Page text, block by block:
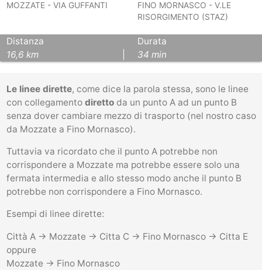
MOZZATE - VIA GUFFANTI
FINO MORNASCO - V.LE
RISORGIMENTO (STAZ)
Distanza
16,6 km
Durata
34 min
Le linee dirette, come dice la parola stessa, sono le linee
con collegamento direttoda un punto A ad un punto B
senza dover cambiare mezzo di trasporto (nel nostro caso
da Mozzate a Fino Mornasco).
Tuttavia va ricordato che il punto A potrebbe non
corrispondere a Mozzate ma potrebbe essere solo una
fermata intermedia e allo stesso modo anche il punto B
potrebbe non corrispondere a Fino Mornasco.
Esempi di linee dirette:
Città A -> Mozzate -> Citta C -> Fino Mornasco -> Citta E
oppure
Mozzate -> Fino Mornasco